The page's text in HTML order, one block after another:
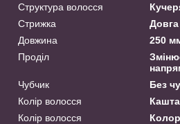
Структура волосся
Стрижка
Довга
Довжина
250
Проділ
Чубчик
Без
Колір волосся
Колір волосся